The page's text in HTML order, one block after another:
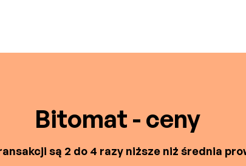
Bitomat - ceny
są 2 do 4 razy niższe niż średnia